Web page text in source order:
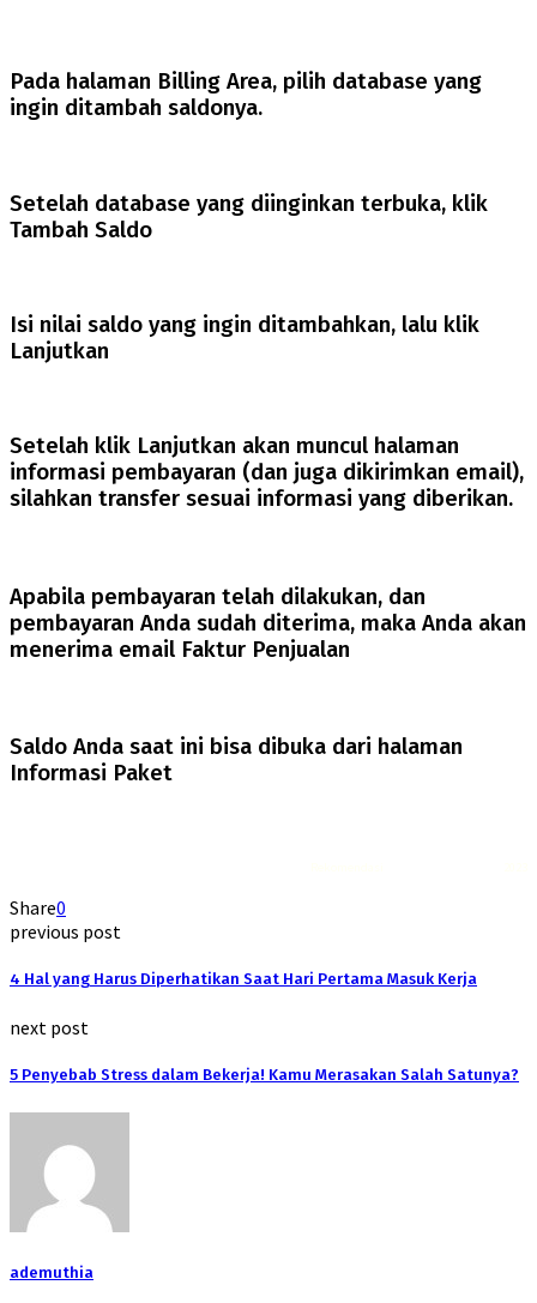
Pada halaman Billing Area, pilih database yang
ingin ditambah saldonya.
Setelah database yang diinginkan terbuka, klik
Tambah Saldo
Isi nilai saldo yang ingin ditambahkan, lalu klik
Lanjutkan
Setelah klik Lanjutkan akan muncul halaman
informasi pembayaran (dan juga dikirimkan email),
silahkan transfer sesuai informasi yang diberikan.
Apabila pembayaran telah dilakukan, dan
pembayaran Anda sudah diterima, maka Anda akan
menerima email Faktur Penjualan
Saldo Anda saat ini bisa dibuka dari halaman
Informasi Paket
Share0
previous post
4 Hal yang Harus Diperhatikan Saat Hari Pertama Masuk Kerja
next post
5 Penyebab Stress dalam Bekerja! Kamu Merasakan Salah Satunya?
ademuthia